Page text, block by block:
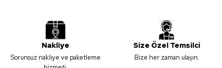
Ürün bilgilerinde hatalar bulunuyor.
Ürün fiyatı diğer sitelerden daha pahalı.
Bu ürüne benzer farklı alternatifler olmalı.
Vt-673 Legnano MDFLAM
Nakliye
Sorunsuz nakliye ve paketleme
Size Özel Temsilci
Bize her zaman ulaşın.